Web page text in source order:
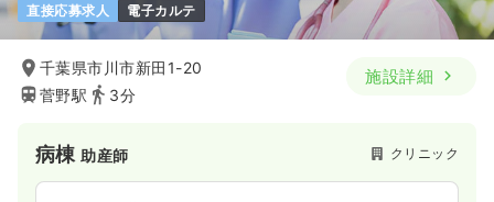
直接応募求人 電子カルテ
千葉県市川市新田1-20
菅野駅
3分
施設詳細
病棟 助産師 クリニック